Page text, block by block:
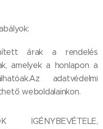
árak a rendelés
amelyek a honlapon a
adatvédelmi
weboldalainkon.
IGÉNYBEVÉTELE,